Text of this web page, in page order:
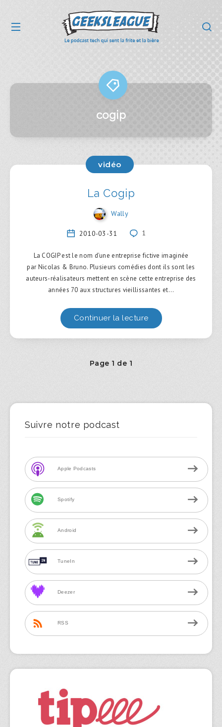
cogip
vidéo
La Cogip
Wally
2010-03-31 1
La COGIP est le nom d’une entreprise fictive imaginée
par Nicolas & Bruno. Plusieurs comédies dont ils sont les
auteurs-réalisateurs mettent en scène cette entreprise des
années 70 aux structures vieillissantes et…
Continuer la lecture
Page 1 de 1
Suivre notre podcast
Apple Podcasts
Spotify
Android
TuneIn
Deezer
RSS